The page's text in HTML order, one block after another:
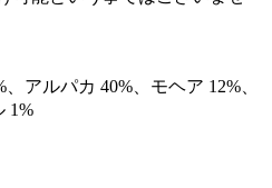
アルパカ 40%、モヘア 12%、
1%